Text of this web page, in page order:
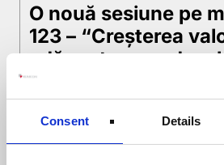
Consent Details
O nouă sesiune pe
123 – “Creşterea
adăugate a
agricole şi forestiere”
21 NOIEMBRIE 2012
Emanuel Cadar